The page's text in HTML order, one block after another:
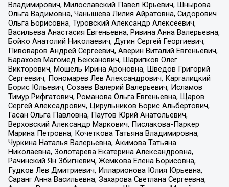
Владимирович, Милославский Павел Юрьевич, Шнырова
Ольга Вадимовна, Чанышева Лилия Айратовна, Сидорович
Ольга Борисовна, Туровский Александр Алексеевич,
Васильева Анастасия Евгеньевна, Ривина Анна Валерьевна,
Бойко Анатолий Николаевич, Дугин Сергей Георгиевич,
Пивоваров Андрей Сергеевич, Аверин Виталий Евгеньевич,
Барахоев Магомед Бекханович, Шарипков Олег
Викторович, Мошель Ирина Ароновна, Шведов Григорий
Сергеевич, Пономарев Лев Александрович, Каргалицкий
Борис Юльевич, Созаев Валерий Валерьевич, Исламов
Тимур Рифгатович, Романова Ольга Евгеньевна, Щаров
Сергей Алексадрович, Цирульников Борис Альбертович,
Гасан Ольга Павловна, Паутов Юрий Анатольевич,
Верховский Александр Маркович, Пислакова-Паркер
Марина Петровна, Кочеткова Татьяна Владимировна,
Чуркина Наталья Валерьевна, Акимова Татьяна
Николаевна, Золотарева Екатерина Александровна,
Рачинский Ян Збигневич, Жемкова Елена Борисовна,
Гудков Лев Дмитриевич, Илларионова Юлия Юрьевна,
Саранг Анна Васильевна, Захарова Светлана Сергеевна,